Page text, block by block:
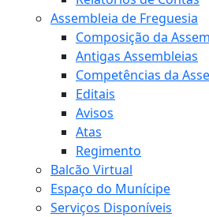
Assembleia de Freguesia
Composição da
Antigas Assembleias
Competências da
Editais
Avisos
Atas
Regimento
Balcão Virtual
Espaço do Munícipe
Serviços Disponíveis